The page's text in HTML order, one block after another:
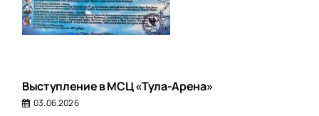
Выступление в МСЦ «Тула-Арена»
03.06.2026